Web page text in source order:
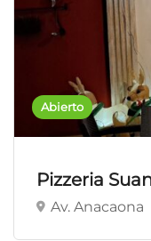
Abierto
Pizzeria
Av. Anacaona